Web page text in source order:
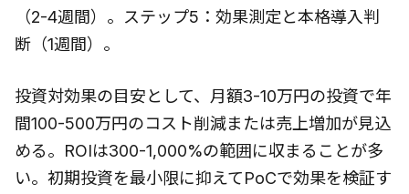
（2-4週間）。ステップ5：効果測定と本格導入判
断（1週間）。
投資対効果の目安として、月額3-10万円の投資で年
間100-500万円のコスト削減または売上増加が見込
める。ROIは300-1,000%の範囲に収まることが多
い。初期投資を最小限に抑えてPoCで効果を検証す